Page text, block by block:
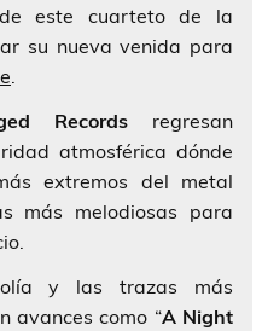
este cuarteto de la
su nueva venida para
.
Records regresan
atmosférica dónde
extremos del metal
más melodiosas para
y las trazas más
avances como “A Night